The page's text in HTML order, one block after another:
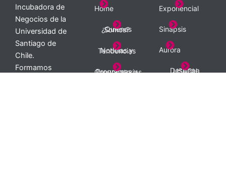
Incubadora de
Negocios de la
Universidad de
Santiago de
Chile.
Formamos
Home
¿Quienes Somos?
Noticias y Tendencias
Programas y Convocatorias
Exponencial
Sinapsis
Aurora
Despega USACH